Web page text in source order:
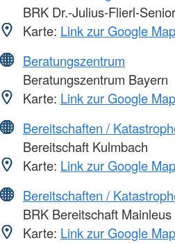
BRK Dr.-Julius-Flierl-
Karte: Link zur Google
Beratungszentrum
Beratungszentrum Bayern
Karte: Link zur Google
Bereitschaften /
Bereitschaft Kulmbach
Karte: Link zur Google
Bereitschaften /
BRK Bereitschaft Mainleus
Karte: Link zur Google